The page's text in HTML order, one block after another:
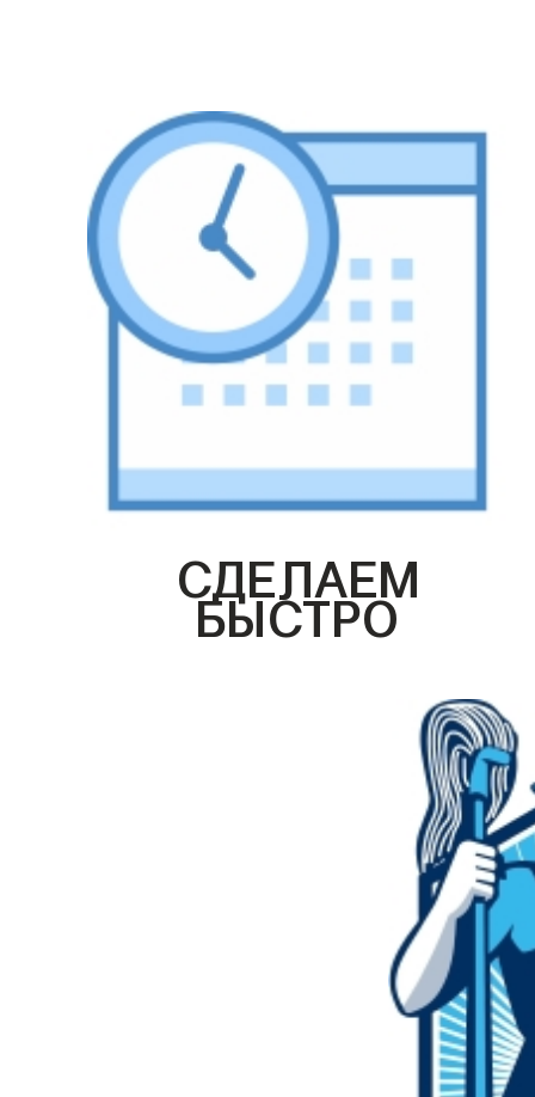
СДЕЛАЕМ
БЫСТРО